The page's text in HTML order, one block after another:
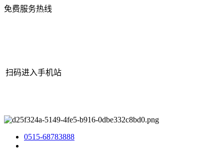
免费服务热线
扫码进入手机站
0515-68783888